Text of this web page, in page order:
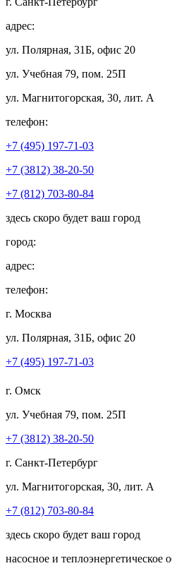
адрес:
ул. Полярная, 31Б, офис 20
ул. Учебная 79, пом. 25П
ул. Магнитогорская, 30, лит. А
телефон:
+7 (495) 197-71-03
+7 (3812) 38-20-50
+7 (812) 703-80-84
здесь скоро будет ваш город
город:
адрес:
телефон:
г. Москва
ул. Полярная, 31Б, офис 20
+7 (495) 197-71-03
г. Омск
ул. Учебная 79, пом. 25П
+7 (3812) 38-20-50
г. Санкт-Петербург
ул. Магнитогорская, 30, лит. А
+7 (812) 703-80-84
здесь скоро будет ваш город
насосное и теплоэнергетическое